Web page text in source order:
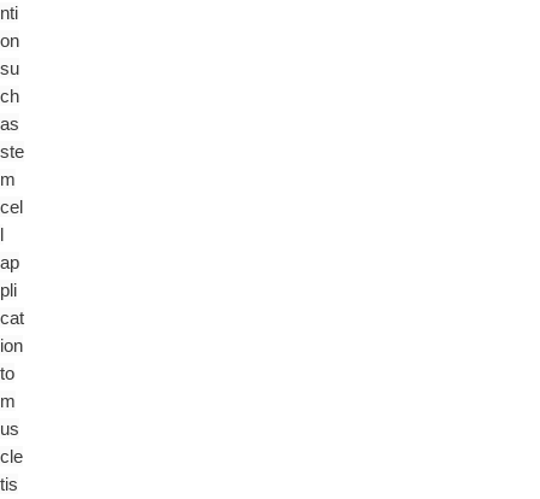
nti
on
su
ch
as
ste
m
cel
l
ap
pli
cat
ion
to
m
us
cle
tis